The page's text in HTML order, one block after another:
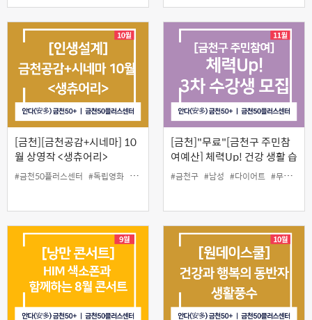
[금천][금천공감+시네마] 10
월 상영작 <생츄어리>
#금천50플러스센터 #독립영화 #무료 #무료영화 #인생설계
[금천]"무료"[금천구 주민참
여예산] 체력Up! 건강 생활 습
관 3차
#금천구 #남성 #다이어트 #무료